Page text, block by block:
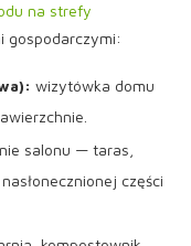
na strefy
gospodarczymi:
wizytówka domu
salonu — taras,
części